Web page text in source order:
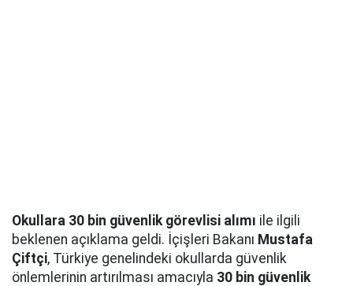
Okullara 30 bin güvenlik görevlisi alımı ile ilgili
beklenen açıklama geldi. İçişleri Bakanı Mustafa
Çiftçi, Türkiye genelindeki okullarda güvenlik
önlemlerinin artırılması amacıyla 30 bin güvenlik